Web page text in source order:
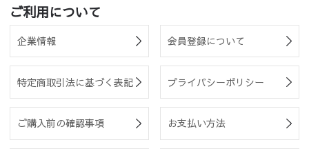
ご利用について
企業情報 会員登録について
特定商取引法に基づく表記 プライバシーポリシー
ご購入前の確認事項 お支払い方法